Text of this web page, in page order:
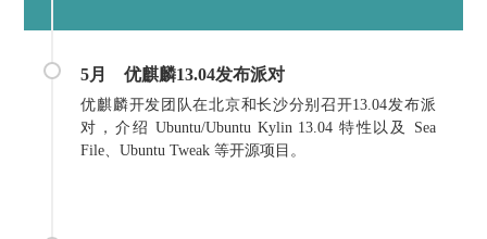
5月 优麒麟13.04发布派对
优麒麟开发团队在北京和长沙分别召开13.04发布派
对，介绍 Ubuntu/Ubuntu Kylin 13.04 特性以及 Sea
File、Ubuntu Tweak 等开源项目 。